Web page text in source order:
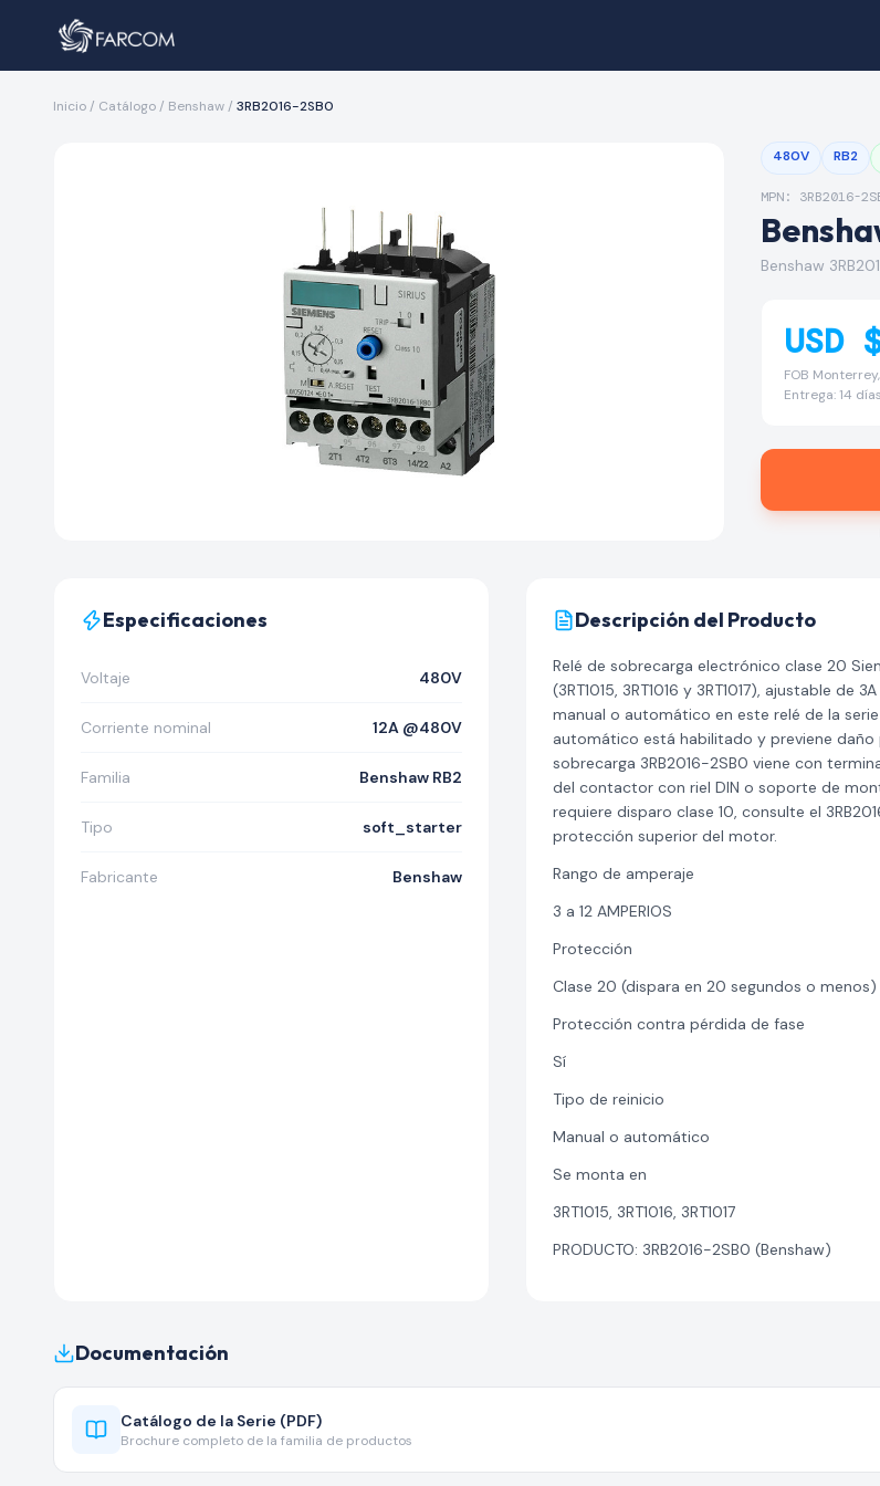
Inicio / Catálogo / Benshaw / 3RB2016-2SB0
480V RB2
MPN: 3RB2016-
Benshaw
USD
FOB
Entrega: 14
Especificaciones
Voltaje 480V
Corriente nominal 12A @480V
Familia Benshaw RB2
Tipo soft_starter
Fabricante Benshaw
Descripción del Producto
Relé de sobrecarga electrónico clase 20
(3RT1015, 3RT1016 y 3RT1017), ajustable
manual o automático en este relé de la
automático está habilitado y previene
sobrecarga 3RB2016-2SB0 viene con
del contactor con riel DIN o soporte de
requiere disparo clase 10, consulte el
protección superior del motor.
Rango de amperaje
3 a 12 AMPERIOS
Protección
Clase 20 (dispara en 20 segundos o menos)
Protección contra pérdida de fase
Sí
Tipo de reinicio
Manual o automático
Se monta en
3RT1015, 3RT1016, 3RT1017
PRODUCTO: 3RB2016-2SB0 (Benshaw)
Documentación
Catálogo de la Serie (PDF)
Brochure completo de la familia de productos